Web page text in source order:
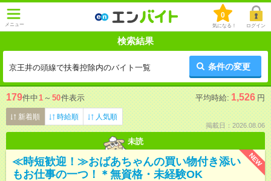
メニュー
0
気になる！ ログイン
検索結果
京王井の頭線で扶養控除内のバイト一覧 条件の変更
179件中1 ～ 50件表示 平均時給: 1,526 円
新着順 時給順 人気順
掲載日：2026.08.06
未読
NEW
≪時短歓迎！≫おばあちゃんの買い物付き添い
もお仕事の一つ！＊無資格・未経験OK